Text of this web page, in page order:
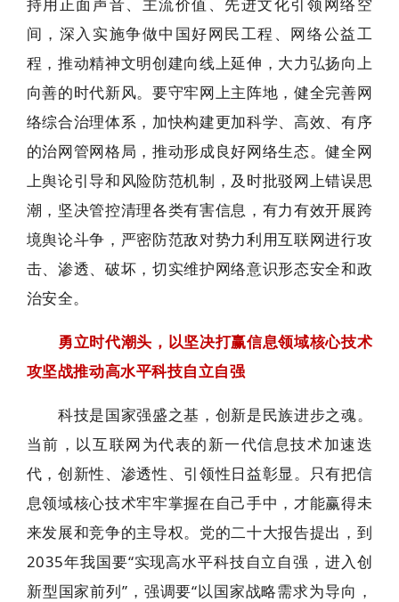
间，深入实施争做中国好网民工程、网络公益工
程，推动精神文明创建向线上延伸，大力弘扬向上
向善的时代新风。要守牢网上主阵地，健全完善网
络综合治理体系，加快构建更加科学、高效、有序
的治网管网格局，推动形成良好网络生态。健全网
上舆论引导和风险防范机制，及时批驳网上错误思
潮，坚决管控清理各类有害信息，有力有效开展跨
境舆论斗争，严密防范敌对势力利用互联网进行攻
击、渗透、破坏，切实维护网络意识形态安全和政
治安全。
勇立时代潮头，以坚决打赢信息领域核心技术
攻坚战推动高水平科技自立自强
科技是国家强盛之基，创新是民族进步之魂。
当前，以互联网为代表的新一代信息技术加速迭
代，创新性、渗透性、引领性日益彰显。只有把信
息领域核心技术牢牢掌握在自己手中，才能赢得未
来发展和竞争的主导权。党的二十大报告提出，到
2035年我国要“实现高水平科技自立自强，进入创
新型国家前列”，强调要“以国家战略需求为导向，